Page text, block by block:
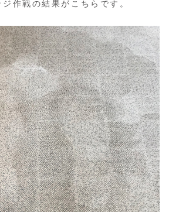
作戦の結果がこちらです。